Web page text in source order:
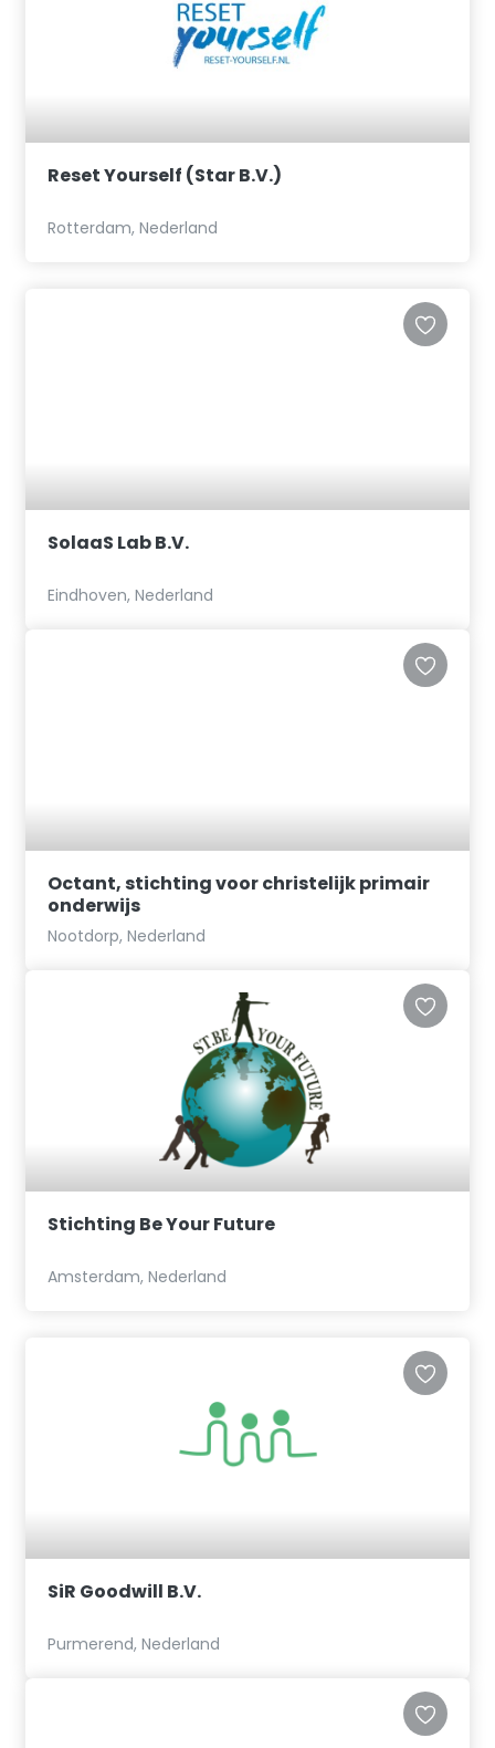
Reset Yourself (Star B.V.)
Rotterdam, Nederland
SolaaS Lab B.V.
Eindhoven, Nederland
Octant, stichting voor christelijk primair
onderwijs
Nootdorp, Nederland
Stichting Be Your Future
Amsterdam, Nederland
SiR Goodwill B.V.
Purmerend, Nederland